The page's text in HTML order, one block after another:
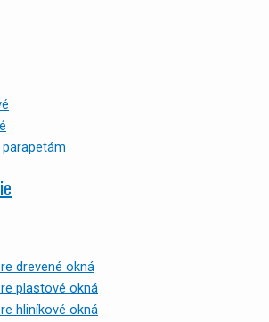
drevené okná
plastové okná
hliníkové okná